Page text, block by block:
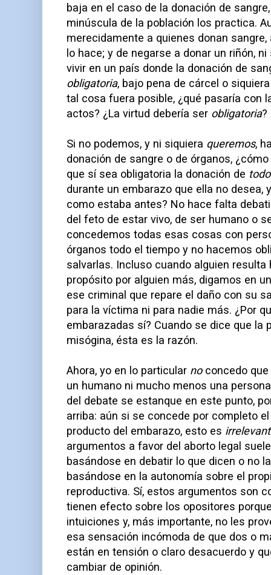
baja en el caso de la donación de
minúscula de la población los practica.
merecidamente a quienes donan
lo hace; y de negarse a donar un riñón,
vivir en un país donde la donación de
obligatoria, bajo pena de cárcel o
tal cosa fuera posible, ¿qué pasaría con
actos? ¿La virtud debería ser obligatoria?
Si no podemos, y ni siquiera queremos,
donación de sangre o de órganos,
que sí sea obligatoria la donación de
durante un embarazo que ella no desea,
como estaba antes? No hace falta
del feto de estar vivo, de ser humano o
concedemos todas esas cosas con
órganos todo el tiempo y no hacemos
salvarlas. Incluso cuando alguien resulta
propósito por alguien más, digamos en
ese criminal que repare el daño con su
para la víctima ni para nadie más. ¿Por
embarazadas sí? Cuando se dice que la
misógina, ésta es la razón.
Ahora, yo en lo particular noconcedo que
un humano ni mucho menos una
del debate se estanque en este punto,
arriba: aún si se concede por completo
producto del embarazo, esto es
argumentos a favor del aborto legal
basándose en debatir lo que dicen o no
basándose en la autonomía sobre el
reproductiva. Sí, estos argumentos son
tienen efecto sobre los opositores
intuiciones y, más importante, no les
esa sensación incómoda de que dos o
están en tensión o claro desacuerdo y
cambiar de opinión.